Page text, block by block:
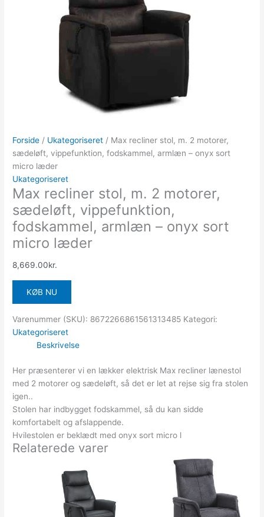
Forside / Ukategoriseret / Max recliner stol, m. 2 motorer,
sædeløft, vippefunktion, fodskammel, armlæn – onyx sort
micro læder
Ukategoriseret
Max recliner stol, m. 2 motorer,
sædeløft, vippefunktion,
fodskammel, armlæn – onyx sort
micro læder
8,669.00kr.
KØB NU
Varenummer (SKU): 8672266861561313485 Kategori:
Ukategoriseret
Beskrivelse
Her præsenterer vi en lækker elektrisk Max recliner lænestol
med 2 motorer og sædeløft, så det er let at rejse sig fra stolen
igen..
Stolen har indbygget fodskammel, så du kan sidde
komfortabelt og afslappende.
Hvilestolen er beklædt med onyx sort micro l
Relaterede varer